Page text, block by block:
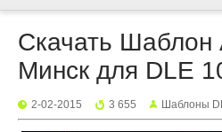
Скачать Шаблон
Минск для DLE
2-02-2015 3 655 Шаблоны